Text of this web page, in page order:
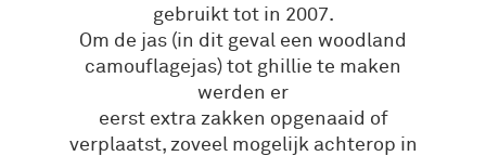
gebruikt tot in 2007.
Om de jas (in dit geval een woodland
camouflagejas) tot ghillie te maken
werden er
eerst extra zakken opgenaaid of
verplaatst, zoveel mogelijk achterop in